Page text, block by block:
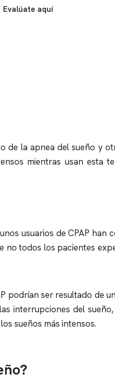
Evalúate aquí
de la apnea del sueño y
mientras usan esta
usuarios de CPAP han
no todos los pacientes
podrían ser resultado de
interrupciones del
sueños más intensos.